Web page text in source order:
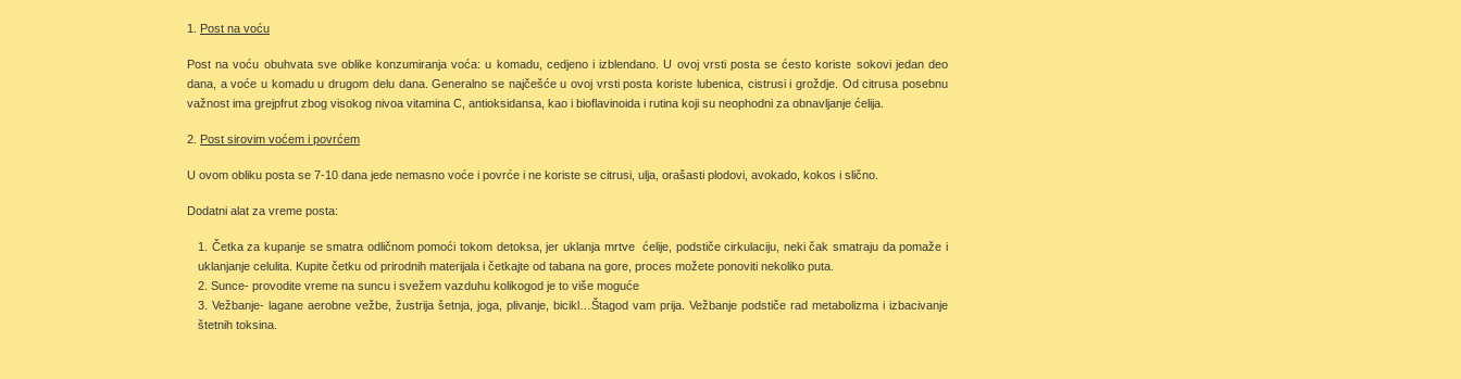
1. Post na voću
Post na voću obuhvata sve oblike konzumiranja voća: u komadu, cedjeno i izblendano. U ovoj vrsti posta se ćesto koriste sokovi jedan deo
dana, a voće u komadu u drugom delu dana. Generalno se najčešće u ovoj vrsti posta koriste lubenica, cistrusi i groždje. Od citrusa posebnu
važnost ima grejpfrut zbog visokog nivoa vitamina C, antioksidansa, kao i bioflavinoida i rutina koji su neophodni za obnavljanje ćelija.
2. Post sirovim voćem i povrćem
U ovom obliku posta se 7-10 dana jede nemasno voće i povrće i ne koriste se citrusi, ulja, orašasti plodovi, avokado, kokos i slično.
Dodatni alat za vreme posta:
Četka za kupanje se smatra odličnom pomoći tokom detoksa, jer uklanja mrtve ćelije, podstiče cirkulaciju, neki čak smatraju da pomaže i
uklanjanje celulita. Kupite četku od prirodnih materijala i četkajte od tabana na gore, proces možete ponoviti nekoliko puta.
Sunce- provodite vreme na suncu i svežem vazduhu kolikogod je to više moguće
Vežbanje- lagane aerobne vežbe, žustrija šetnja, joga, plivanje, bicikl…Štagod vam prija. Vežbanje podstiče rad metabolizma i izbacivanje
štetnih toksina.